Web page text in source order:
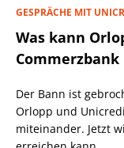
GESPRÄCHE MIT
Was kann
Der Bann ist
Orlopp und
miteinander. Jetzt